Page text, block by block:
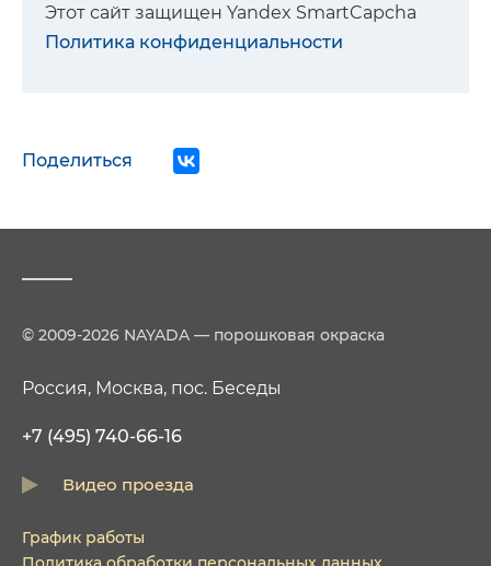
Этот сайт защищен Yandex SmartCapcha
Политика конфиденциальности
Поделиться
© 2009-2026 NAYADA — порошковая окраска
Россия, Москва, пос. Беседы
+7 (495) 740-66-16
Видео проезда
График работы